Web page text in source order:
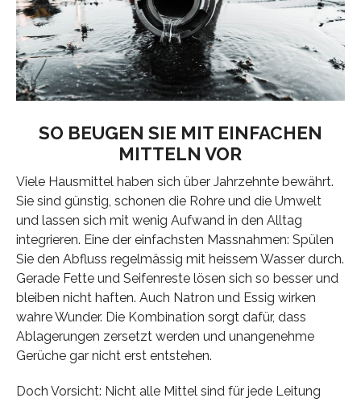
SO BEUGEN SIE MIT EINFACHEN
MITTELN VOR
Viele Hausmittel haben sich über Jahrzehnte bewährt.
Sie sind günstig, schonen die Rohre und die Umwelt
und lassen sich mit wenig Aufwand in den Alltag
integrieren. Eine der einfachsten Massnahmen: Spülen
Sie den Abfluss regelmässig mit heissem Wasser durch.
Gerade Fette und Seifenreste lösen sich so besser und
bleiben nicht haften. Auch Natron und Essig wirken
wahre Wunder. Die Kombination sorgt dafür, dass
Ablagerungen zersetzt werden und unangenehme
Gerüche gar nicht erst entstehen.
Doch Vorsicht: Nicht alle Mittel sind für jede Leitung